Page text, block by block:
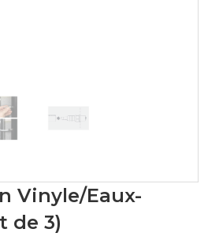
Vinyle/Eaux-
de 3)